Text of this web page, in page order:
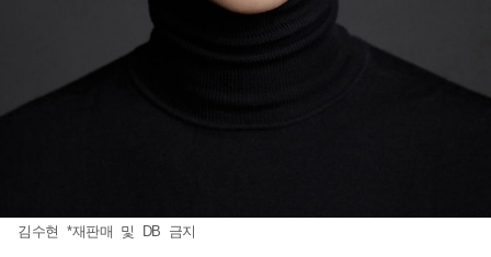
김수현 *재판매 및 DB 금지